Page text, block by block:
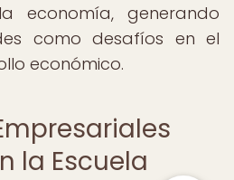
economía, generando
como desafíos en el
económico.
la Escuela